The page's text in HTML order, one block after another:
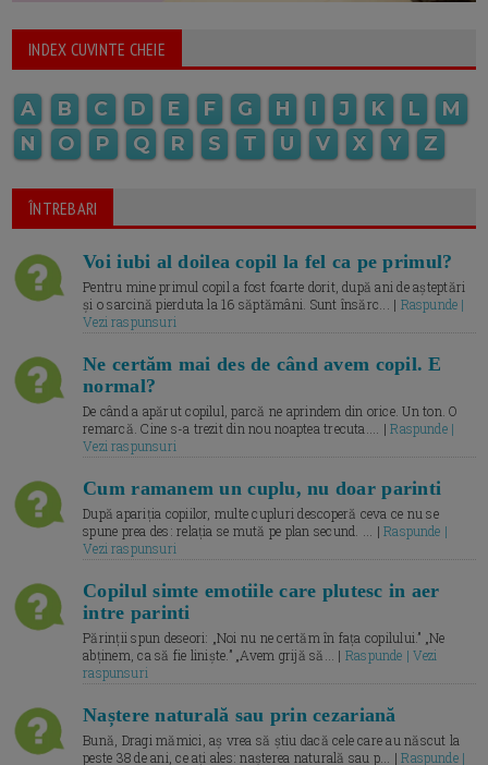
INDEX CUVINTE CHEIE
A B C D E F G H I J K L
M
N
O P Q R S T U V X Y Z
ÎNTREBARI
Voi iubi al doilea copil la fel ca pe primul?
Pentru mine primul copil a fost foarte dorit, după ani de așteptări
și o sarcină pierduta la 16 săptămâni. Sunt însărc... | Raspunde |
Vezi raspunsuri
Ne certăm mai des de când avem copil. E
normal?
De când a apărut copilul, parcă ne aprindem din orice. Un ton. O
remarcă. Cine s-a trezit din nou noaptea trecuta.... |Raspunde |
Vezi raspunsuri
Cum ramanem un cuplu, nu doar parinti
După apariția copiilor, multe cupluri descoperă ceva ce nu se
spune prea des: relația se mută pe plan secund. ... |Raspunde |
Vezi raspunsuri
Copilul simte emotiile care plutesc in aer
intre parinti
Părinții spun deseori: „Noi nu ne certăm în fața copilului.” „Ne
abținem, ca să fie liniște.” „Avem grijă să... | Raspunde | Vezi
raspunsuri
Naștere naturală sau prin cezariană
Bună, Dragi mămici, aș vrea să știu dacă cele care au născut la
peste 38 de ani, ce ați ales: nașterea naturală sau p... |Raspunde |